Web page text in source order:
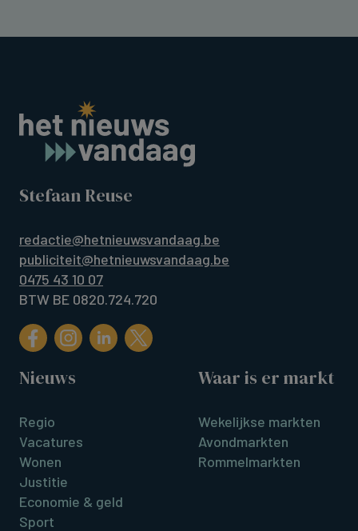
Stefaan Reuse
redactie@hetnieuwsvandaag.be
publiciteit@hetnieuwsvandaag.be
0475 43 10 07
BTW BE 0820.724.720
Nieuws
Regio
Vacatures
Wonen
Justitie
Economie & geld
Sport
Waar is er markt
Wekelijkse markten
Avondmarkten
Rommelmarkten